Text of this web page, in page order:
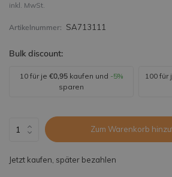
inkl. MwSt.
Artikelnummer: SA713111
Bulk discount:
10 für je €0,95 kaufen und -5%
sparen
100 für
Zum Warenkorb
Jetzt kaufen, später bezahlen